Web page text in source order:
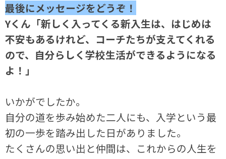
最後にメッセージをどうぞ！
Yくん「新しく入ってくる新入生は、はじめは
不安もあるけれど、コーチたちが支えてくれる
ので、自分らしく学校生活ができるようになる
よ！」
いかがでしたか。
自分の道を歩み始めた二人にも、入学という最
初の一歩を踏み出した日がありました。
たくさんの思い出と仲間は、これからの人生を